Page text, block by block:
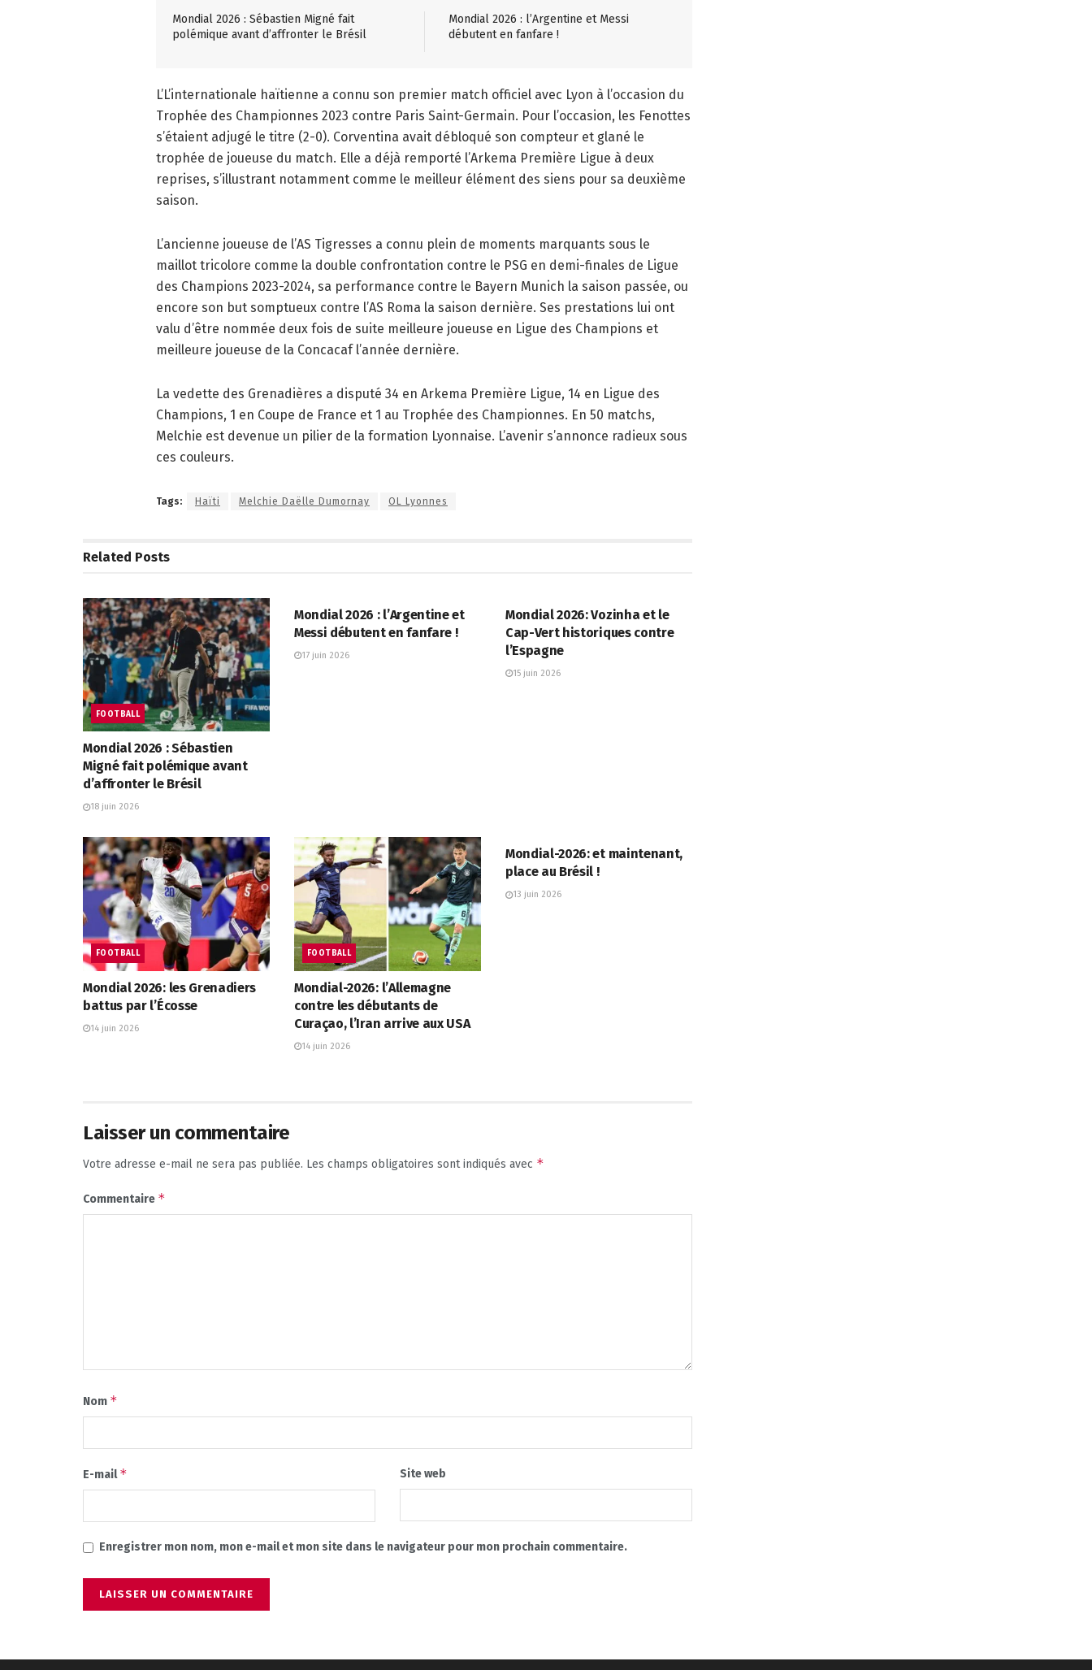
Mondial 2026 : Sébastien Migné fait
polémique avant d’affronter le Brésil
Mondial 2026 : l’Argentine et Messi
débutent en fanfare !
L’L’internationale haïtienne a connu son premier match officiel avec Lyon à l’occasion du
Trophée des Championnes 2023 contre Paris Saint-Germain. Pour l’occasion, les Fenottes
s’étaient adjugé le titre (2-0). Corventina avait débloqué son compteur et glané le
trophée de joueuse du match. Elle a déjà remporté l’Arkema Première Ligue à deux
reprises, s’illustrant notamment comme le meilleur élément des siens pour sa deuxième
saison.
L’ancienne joueuse de l’AS Tigresses a connu plein de moments marquants sous le
maillot tricolore comme la double confrontation contre le PSG en demi-finales de Ligue
des Champions 2023-2024, sa performance contre le Bayern Munich la saison passée, ou
encore son but somptueux contre l’AS Roma la saison dernière. Ses prestations lui ont
valu d’être nommée deux fois de suite meilleure joueuse en Ligue des Champions et
meilleure joueuse de la Concacaf l’année dernière.
La vedette des Grenadières a disputé 34 en Arkema Première Ligue, 14 en Ligue des
Champions, 1 en Coupe de France et 1 au Trophée des Championnes. En 50 matchs,
Melchie est devenue un pilier de la formation Lyonnaise. L’avenir s’annonce radieux sous
ces couleurs.
Tags: Haïti Melchie Daëlle Dumornay OL Lyonnes
Related Posts
FOOTBALL
Mondial 2026 : Sébastien
Migné fait polémique avant
d’affronter le Brésil
18 juin 2026
Mondial 2026 : l’Argentine et
Messi débutent en fanfare !
17 juin 2026
Mondial 2026: Vozinha et le
Cap-Vert historiques contre
l’Espagne
15 juin 2026
FOOTBALL
Mondial 2026: les Grenadiers
battus par l’Écosse
14 juin 2026
FOOTBALL
Mondial-2026: l’Allemagne
contre les débutants de
Curaçao, l’Iran arrive aux USA
14 juin 2026
Mondial-2026: et maintenant,
place au Brésil !
13 juin 2026
Laisser un commentaire
Votre adresse e-mail ne sera pas publiée. Les champs obligatoires sont indiqués avec *
Commentaire *
Nom *
E-mail* Site web
Enregistrer mon nom, mon e-mail et mon site dans le navigateur pour mon prochain commentaire.